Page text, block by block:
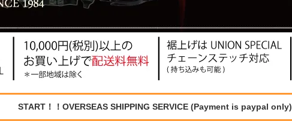
START！！OVERSEAS SHIPPING SERVICE (Payment is paypal only)